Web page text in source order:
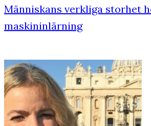
Människans verkliga storhet
maskininlärning